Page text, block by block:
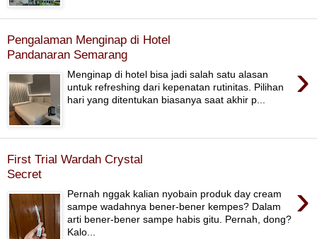
Pengalaman Menginap di Hotel
Pandanaran Semarang
›
Menginap di hotel bisa jadi salah satu alasan
untuk refreshing dari kepenatan rutinitas. Pilihan
hari yang ditentukan biasanya saat akhir p...
First Trial Wardah Crystal
Secret
›
Pernah nggak kalian nyobain produk day cream
sampe wadahnya bener-bener kempes? Dalam
arti bener-bener sampe habis gitu. Pernah, dong?
Kalo...